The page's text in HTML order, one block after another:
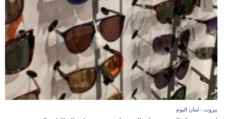
سياحة
وسفر
ديكور
أخبار
إعلام
بيروت - لبنان اليوم